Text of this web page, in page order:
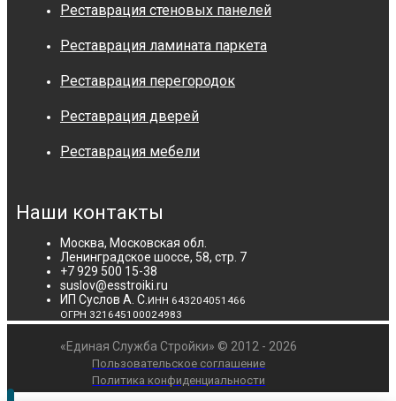
Реставрация стеновых панелей
Реставрация ламината паркета
Реставрация перегородок
Реставрация дверей
Реставрация мебели
Наши контакты
Москва, Московская обл.
Ленинградское шоссе, 58, стр. 7
+7 929 500 15-38
suslov@esstroiki.ru
ИП Суслов А. С. ИНН 643204051466
ОГРН 321645100024983
«Единая Служба Стройки» © 2012 - 2026
Пользовательское соглашение
Политика конфиденциальности